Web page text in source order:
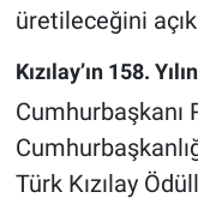
üretileceğini
Kızılay’ın 158.
Cumhurbaşkanı
Türk Kızılay